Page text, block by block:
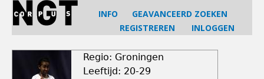
Jump
navigation
INFO
GEAVANCEERD ZOEKEN
REGISTREREN
INLOGGEN
Regio: Groningen
Leeftijd: 20-29